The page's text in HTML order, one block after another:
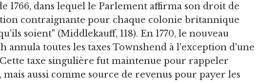
1766, dans lequel le Parlement affirma son droit de
contraignante pour chaque colonie britannique
soient" (Middlekauff, 118). En 1770, le nouveau
toutes les taxes Townshend à l'exception d'une
Cette taxe singulière fut maintenue pour rappeler
aussi comme source de revenus pour payer les